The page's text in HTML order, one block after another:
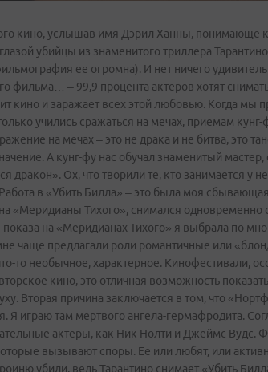
кино, услышав имя Дэрил Ханны, понимающе
убийцы из знаменитого триллера
ее огромна). И нет ничего
фильма… – 99,9 процента актеров хотят
кино и заражает всех этой любовью. Когда мы
учились сражаться на мечах, приемам
на мечах – это не драка и не битва, это
А кунг-фу нас обучал знаменитый мастер,
Ох, что творили те, кто занимается у
в «Убить Билла» – это была моя
«Меридианы Тихого», снимался одновременно
на «Меридианах Тихого» я выбрала по
чаще предлагали роли романтичные или
то необычное, характерное. Кинофестивали,
кино, это отличная возможность
Вторая причина заключается в том, что
Я играю там мертвого ангела-гермафродита.
актеры, как Ник Нолти и Джеймс Вудс.
вызывают споры. Ее или любят, или
убили, ведь Тарантино снимает «Убить